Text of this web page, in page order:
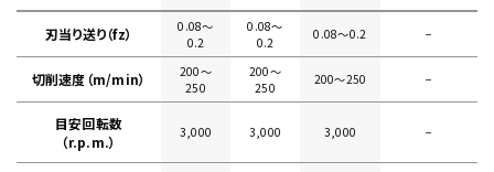
刃当り送り（fz）
0.08〜
0.2
0.08〜
0.2
0.08〜0.2 −
切削速度（m/min）
200〜
250
200〜
250
200〜250 −
目安回転数
（r.p.m.）
3,000 3,000 3,000 −